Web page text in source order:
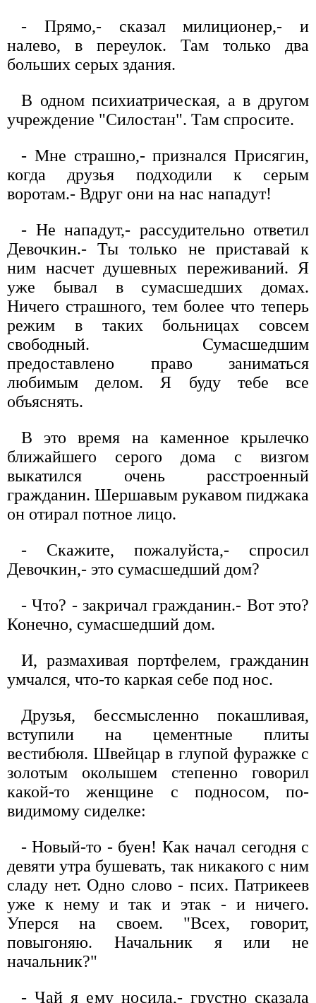
- Прямо,- сказал милиционер,- и
налево, в переулок. Там только два
больших серых здания.
В одном психиатрическая, а в другом
учреждение "Силостан". Там спросите.
- Мне страшно,- признался Присягин,
когда друзья подходили к серым
воротам.- Вдруг они на нас нападут!
- Не нападут,- рассудительно ответил
Девочкин.- Ты только не приставай к
ним насчет душевных переживаний. Я
уже бывал в сумасшедших домах.
Ничего страшного, тем более что теперь
режим в таких больницах совсем
свободный. Сумасшедшим
предоставлено право заниматься
любимым делом. Я буду тебе все
объяснять.
В это время на каменное крылечко
ближайшего серого дома с визгом
выкатился очень расстроенный
гражданин. Шершавым рукавом пиджака
он отирал потное лицо.
- Скажите, пожалуйста,- спросил
Девочкин,- это сумасшедший дом?
- Что? - закричал гражданин.- Вот это?
Конечно, сумасшедший дом.
И, размахивая портфелем, гражданин
умчался, что-то каркая себе под нос.
Друзья, бессмысленно покашливая,
вступили на цементные плиты
вестибюля. Швейцар в глупой фуражке с
золотым околышем степенно говорил
какой-то женщине с подносом, по-
видимому сиделке:
- Новый-то - буен! Как начал сегодня с
девяти утра бушевать, так никакого с ним
сладу нет. Одно слово - псих. Патрикеев
уже к нему и так и этак - и ничего.
Уперся на своем. "Всех, говорит,
повыгоняю. Начальник я или не
начальник?"
- Чай я ему носила,- грустно сказала